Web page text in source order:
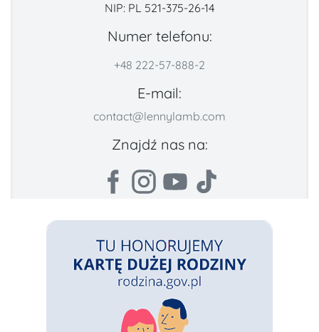
NIP: PL 521-375-26-14
Numer telefonu:
+48 222-57-888-2
E-mail:
contact@lennylamb.com
Znajdź nas na: